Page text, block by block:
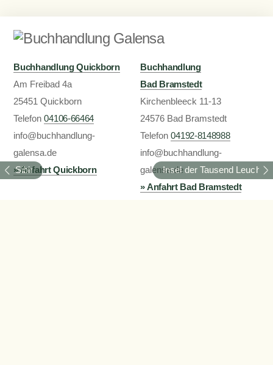
Sibir Insel der Tausend
Buchhandlung Quickborn
Am Freibad 4a
25451 Quickborn
Telefon04106-66464
info@buchhandlung-
galensa.de
» Anfahrt Quickborn
Buchhandlung
Bad Bramstedt
Kirchenbleeck 11-13
24576 Bad Bramstedt
Telefon04192-8148988
info@buchhandlung-
galensa.de
» Anfahrt Bad Bramstedt